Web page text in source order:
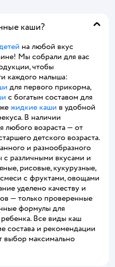
каши?
на любой вкус
Мы собрали для вас
чтобы
каждого малыша:
для первого прикорма,
с богатым составом для
жидкие каши в удобной
В наличии
любого возраста — от
детского возраста.
и разнообразного
различными вкусами и
рисовые, кукурузные,
с фруктами, овощами
уделено качеству и
— только проверенные
формулы для
Все виды каш
состава и рекомендации
выбор максимально